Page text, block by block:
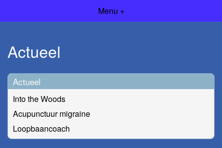
Menu +
Actueel
Actueel
Into the Woods
Acupunctuur migraine
Loopbaancoach